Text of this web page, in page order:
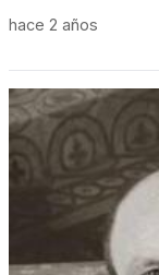
hace 2 años